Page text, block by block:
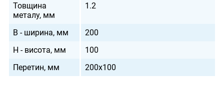
Товщина
металу, мм
1.2
B - ширина, мм
200
H - висота, мм
100
Перетин, мм
200х100